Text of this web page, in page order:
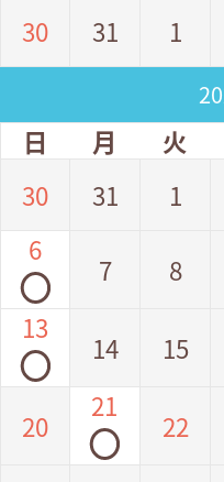
30 31 1
日
月 火
30
31 1
6
◯ 7 8
13
◯ 14 15
20
21
◯ 22